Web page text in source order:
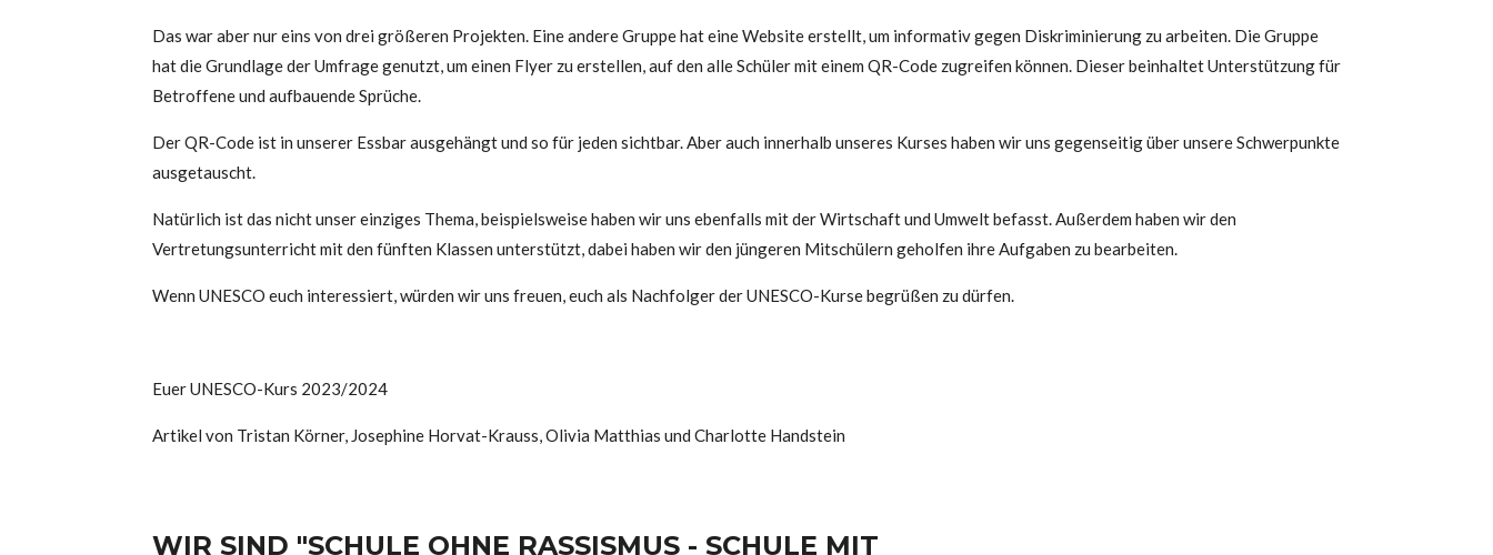
Das war aber nur eins von drei größeren Projekten. Eine andere Gruppe hat eine Website erstellt, um informativ gegen Diskriminierung zu arbeiten. Die Gruppe
hat die Grundlage der Umfrage genutzt, um einen Flyer zu erstellen, auf den alle Schüler mit einem QR-Code zugreifen können. Dieser beinhaltet Unterstützung für
Betroffene und aufbauende Sprüche.
Der QR-Code ist in unserer Essbar ausgehängt und so für jeden sichtbar. Aber auch innerhalb unseres Kurses haben wir uns gegenseitig über unsere Schwerpunkte
ausgetauscht.
Natürlich ist das nicht unser einziges Thema, beispielsweise haben wir uns ebenfalls mit der Wirtschaft und Umwelt befasst. Außerdem haben wir den
Vertretungsunterricht mit den fünften Klassen unterstützt, dabei haben wir den jüngeren Mitschülern geholfen ihre Aufgaben zu bearbeiten.
Wenn UNESCO euch interessiert, würden wir uns freuen, euch als Nachfolger der UNESCO-Kurse begrüßen zu dürfen.
Euer UNESCO-Kurs 2023/2024
Artikel von Tristan Körner, Josephine Horvat-Krauss, Olivia Matthias und Charlotte Handstein
WIR SIND "SCHULE OHNE RASSISMUS - SCHULE MIT